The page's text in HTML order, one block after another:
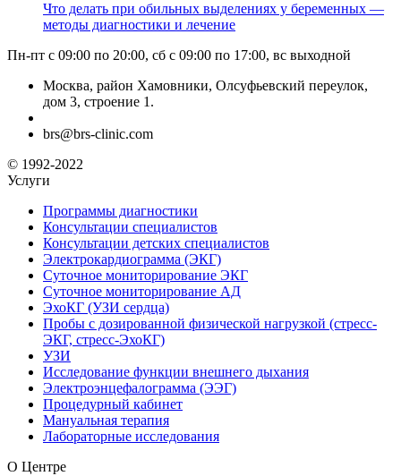
Что делать при обильных выделениях у беременных —
методы диагностики и лечение
Пн-пт с 09:00 по 20:00, сб с 09:00 по 17:00, вс выходной
Москва, район Хамовники, Олсуфьевский переулок,
дом 3, строение 1.
brs@brs-clinic.com
© 1992-2022
Услуги
Программы диагностики
Консультации специалистов
Консультации детских специалистов
Электрокардиограмма (ЭКГ)
Суточное мониторирование ЭКГ
Суточное мониторирование АД
ЭхоКГ (УЗИ сердца)
Пробы с дозированной физической нагрузкой (стресс-
ЭКГ, стресс-ЭхоКГ)
УЗИ
Исследование функции внешнего дыхания
Электроэнцефалограмма (ЭЭГ)
Процедурный кабинет
Мануальная терапия
Лабораторные исследования
О Центре